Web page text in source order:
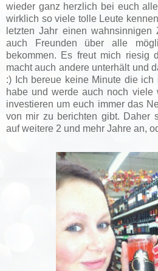
wieder ganz herzlich bei euch
wirklich so viele tolle Leute
letzten Jahr einen wahnsinnigen
auch Freunden über alle
bekommen. Es freut mich riesig
macht auch andere unterhält und
:) Ich bereue keine Minute die
habe und werde auch noch viele
investieren um euch immer das
von mir zu berichten gibt. Daher
auf weitere 2 und mehr Jahre an,